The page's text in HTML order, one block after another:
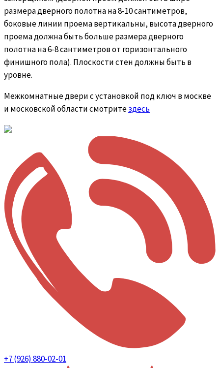
размера дверного полотна на 8-10 сантиметров,
боковые линии проема вертикальны, высота дверного
проема должна быть больше размера дверного
полотна на 6-8 сантиметров от горизонтального
финишного пола). Плоскости стен должны быть в
уровне.
Межкомнатные двери с установкой под ключ в москве
и московской области смотритездесь
+7 (926) 880-02-01